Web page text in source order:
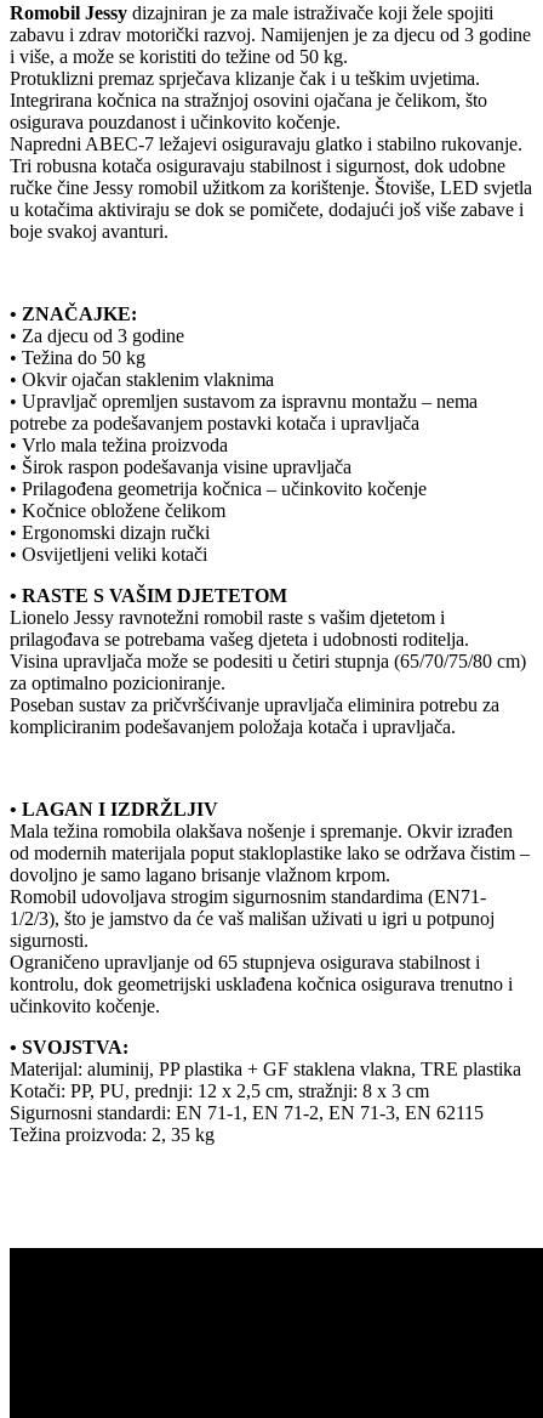
Romobil Jessy dizajniran je za male istraživače koji žele spojiti
zabavu i zdrav motorički razvoj. Namijenjen je za djecu od 3 godine
i više, a može se koristiti do težine od 50 kg.
Protuklizni premaz sprječava klizanje čak i u teškim uvjetima.
Integrirana kočnica na stražnjoj osovini ojačana je čelikom, što
osigurava pouzdanost i učinkovito kočenje.
Napredni ABEC-7 ležajevi osiguravaju glatko i stabilno rukovanje.
Tri robusna kotača osiguravaju stabilnost i sigurnost, dok udobne
ručke čine Jessy romobil užitkom za korištenje. Štoviše, LED svjetla
u kotačima aktiviraju se dok se pomičete, dodajući još više zabave i
boje svakoj avanturi.
• ZNAČAJKE:
• Za djecu od 3 godine
• Težina do 50 kg
• Okvir ojačan staklenim vlaknima
• Upravljač opremljen sustavom za ispravnu montažu – nema
potrebe za podešavanjem postavki kotača i upravljača
• Vrlo mala težina proizvoda
• Širok raspon podešavanja visine upravljača
• Prilagođena geometrija kočnica – učinkovito kočenje
• Kočnice obložene čelikom
• Ergonomski dizajn ručki
• Osvijetljeni veliki kotači
• RASTE S VAŠIM DJETETOM
Lionelo Jessy ravnotežni romobil raste s vašim djetetom i
prilagođava se potrebama vašeg djeteta i udobnosti roditelja.
Visina upravljača može se podesiti u četiri stupnja (65/70/75/80 cm)
za optimalno pozicioniranje.
Poseban sustav za pričvršćivanje upravljača eliminira potrebu za
kompliciranim podešavanjem položaja kotača i upravljača.
• LAGAN I IZDRŽLJIV
Mala težina romobila olakšava nošenje i spremanje. Okvir izrađen
od modernih materijala poput stakloplastike lako se održava čistim –
dovoljno je samo lagano brisanje vlažnom krpom.
Romobil udovoljava strogim sigurnosnim standardima (EN71-
1/2/3), što je jamstvo da će vaš mališan uživati u igri u potpunoj
sigurnosti.
Ograničeno upravljanje od 65 stupnjeva osigurava stabilnost i
kontrolu, dok geometrijski usklađena kočnica osigurava trenutno i
učinkovito kočenje.
• SVOJSTVA:
Materijal: aluminij, PP plastika + GF staklena vlakna, TRE plastika
Kotači: PP, PU, prednji: 12 x 2,5 cm, stražnji: 8 x 3 cm
Sigurnosni standardi: EN 71-1, EN 71-2, EN 71-3, EN 62115
Težina proizvoda: 2, 35 kg